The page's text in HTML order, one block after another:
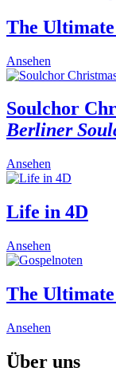
multiple
variants.
options
may
chosen
on
the
page
The
Ansehen
Soulchor
Berliner
Ansehen
Life in 4D
Ansehen
product
multiple
variants.
options
be
The
Ansehen
multiple
Über uns